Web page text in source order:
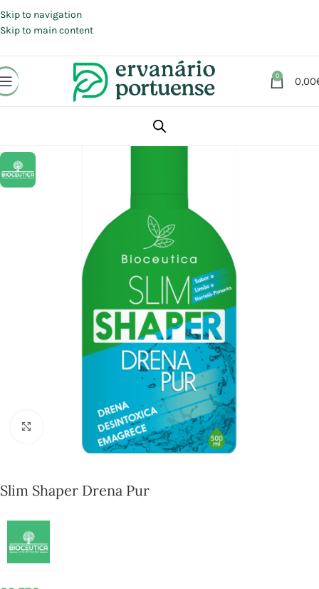
Skip to navigation
Skip to main content
0 0,00
Suplementos alimentares
Click to enlarge
Slim Shaper Drena Pur